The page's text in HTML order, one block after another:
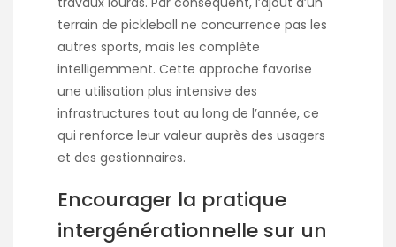
terrain de pickleball ne concurrence pas les
autres sports, mais les complète
intelligemment. Cette approche favorise
une utilisation plus intensive des
infrastructures tout au long de l’année, ce
qui renforce leur valeur auprès des usagers
et des gestionnaires.
Encourager la pratique
intergénérationnelle sur un